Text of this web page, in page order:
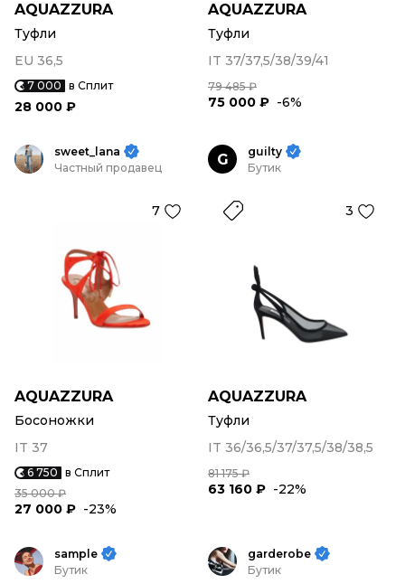
AQUAZZURA
Туфли
EU 36,5
7 000 в Сплит
28 000 ₽
AQUAZZURA
Туфли
IT 37/37,5/38/39/41
79 485 ₽
75 000 ₽ -6%
sweet_lana
Частный продавец
7
AQUAZZURA
Босоножки
IT 37
6 750 в Сплит
35 000 ₽
27 000 ₽ -23%
G
guilty
Бутик
3
AQUAZZURA
Туфли
IT 36/36,5/37/37,5/38/38,5
81 175 ₽
63 160 ₽ -22%
sample
Бутик
garderobe
Бутик